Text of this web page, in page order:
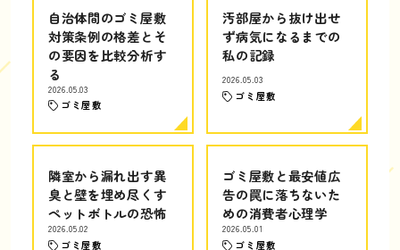
自治体間のゴミ屋敷
対策条例の格差とそ
の要因を比較分析す
る
2026.05.03
ゴミ屋敷
汚部屋から抜け出せ
ず病気になるまでの
私の記録
2026.05.03
ゴミ屋敷
隣室から漏れ出す異
臭と壁を埋め尽くす
ペットボトルの恐怖
2026.05.02
ゴミ屋敷
ゴミ屋敷と最安値広
告の罠に落ちないた
めの消費者心理学
2026.05.01
ゴミ屋敷